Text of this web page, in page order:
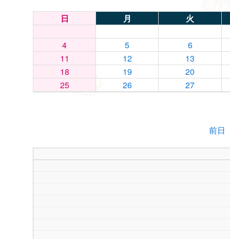
日 月 火
4 5
6
11
12
13
18
19
20
25
26 27
前日